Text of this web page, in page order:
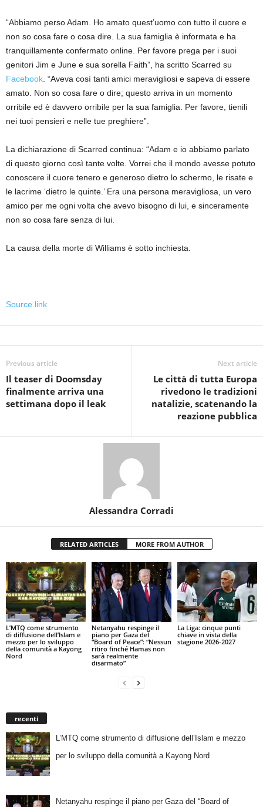
“Abbiamo perso Adam. Ho amato quest’uomo con tutto il cuore e
non so cosa fare o cosa dire. La sua famiglia è informata e ha
tranquillamente confermato online. Per favore prega per i suoi
genitori Jim e June e sua sorella Faith”, ha scritto Scarred su
Facebook. “Aveva così tanti amici meravigliosi e sapeva di essere
amato. Non so cosa fare o dire; questo arriva in un momento
orribile ed è davvero orribile per la sua famiglia. Per favore, tienili
nei tuoi pensieri e nelle tue preghiere”.
La dichiarazione di Scarred continua: “Adam e io abbiamo parlato
di questo giorno così tante volte. Vorrei che il mondo avesse potuto
conoscere il cuore tenero e generoso dietro lo schermo, le risate e
le lacrime ‘dietro le quinte.’ Era una persona meravigliosa, un vero
amico per me ogni volta che avevo bisogno di lui, e sinceramente
non so cosa fare senza di lui.
La causa della morte di Williams è sotto inchiesta.
Source link
Previous article
Il teaser di Doomsday
finalmente arriva una
settimana dopo il leak
Next article
Le città di tutta Europa
rivedono le tradizioni
natalizie, scatenando la
reazione pubblica
Alessandra Corradi
RELATED ARTICLES MORE FROM AUTHOR
L’MTQ come strumento
di diffusione dell’Islam e
mezzo per lo sviluppo
della comunità a Kayong
Nord
Netanyahu respinge il
piano per Gaza del
“Board of Peace”: “Nessun
ritiro finché Hamas non
sarà realmente
disarmato”
La Liga: cinque punti
chiave in vista della
stagione 2026-2027
recenti
L’MTQ come strumento di diffusione dell’Islam e mezzo
per lo sviluppo della comunità a Kayong Nord
Netanyahu respinge il piano per Gaza del “Board of